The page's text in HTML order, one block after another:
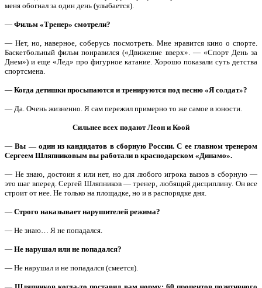
меня обогнал за один день (улыбается).
— Фильм «Тренер» смотрели?
— Нет, но, наверное, соберусь посмотреть. Мне нравится кино о спорте.
Баскетбольный фильм понравился («Движение вверх». — «Спорт День за
Днем») и еще «Лед» про фигурное катание. Хорошо показали суть детства
спортсмена.
— Когда детишки просыпаются и тренируются под песню «Я солдат»?
— Да. Очень жизненно. Я сам пережил примерно то же самое в юности.
Сильнее всех подают Леон и Коой
—Вы — один из кандидатов в сборную России. С ее главном тренером
Сергеем Шляпниковым вы работали в краснодарском «Динамо».
— Не знаю, достоин я или нет, но для любого игрока вызов в сборную —
это шаг вперед. Сергей Шляпников — тренер, любящий дисциплину. Он все
строит от нее. Не только на площадке, но и в распорядке дня.
— Строго наказывает нарушителей режима?
— Не знаю… Я не попадался.
— Не нарушал или не попадался?
— Не нарушал и не попадался (смеется).